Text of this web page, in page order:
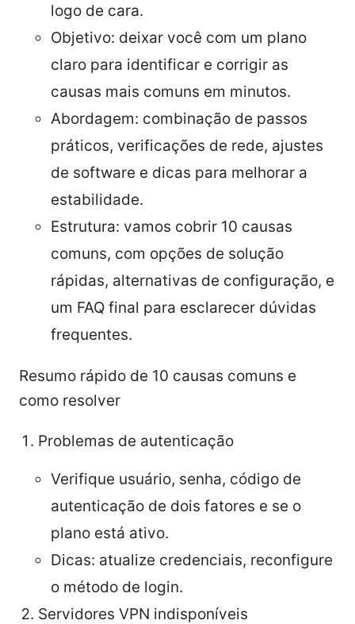
logo de cara.
Objetivo: deixar você com um plano
claro para identificar e corrigir as
causas mais comuns em minutos.
Abordagem: combinação de passos
práticos, verificações de rede, ajustes
de software e dicas para melhorar a
estabilidade.
Estrutura: vamos cobrir 10 causas
comuns, com opções de solução
rápidas, alternativas de configuração, e
um FAQ final para esclarecer dúvidas
frequentes.
Resumo rápido de 10 causas comuns e
como resolver
Problemas de autenticação
Verifique usuário, senha, código de
autenticação de dois fatores e se o
plano está ativo.
Dicas: atualize credenciais, reconfigure
o método de login.
Servidores VPN indisponíveis